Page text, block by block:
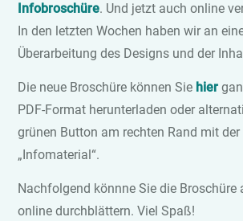
Infobroschüre. Und jetzt auch online
In den letzten Wochen haben wir an
Überarbeitung des Designs und der
Die neue Broschüre können Sie hier
PDF-Format herunterladen oder
grünen Button am rechten Rand mit
„Infomaterial“.
Nachfolgend könnne Sie die Broschüre
online durchblättern. Viel Spaß!